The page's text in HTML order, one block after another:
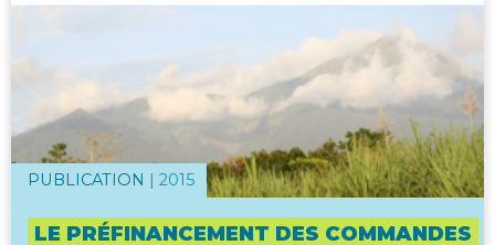
PUBLICATION | 2015
LE PRÉFINANCEMENT DES COMMANDES